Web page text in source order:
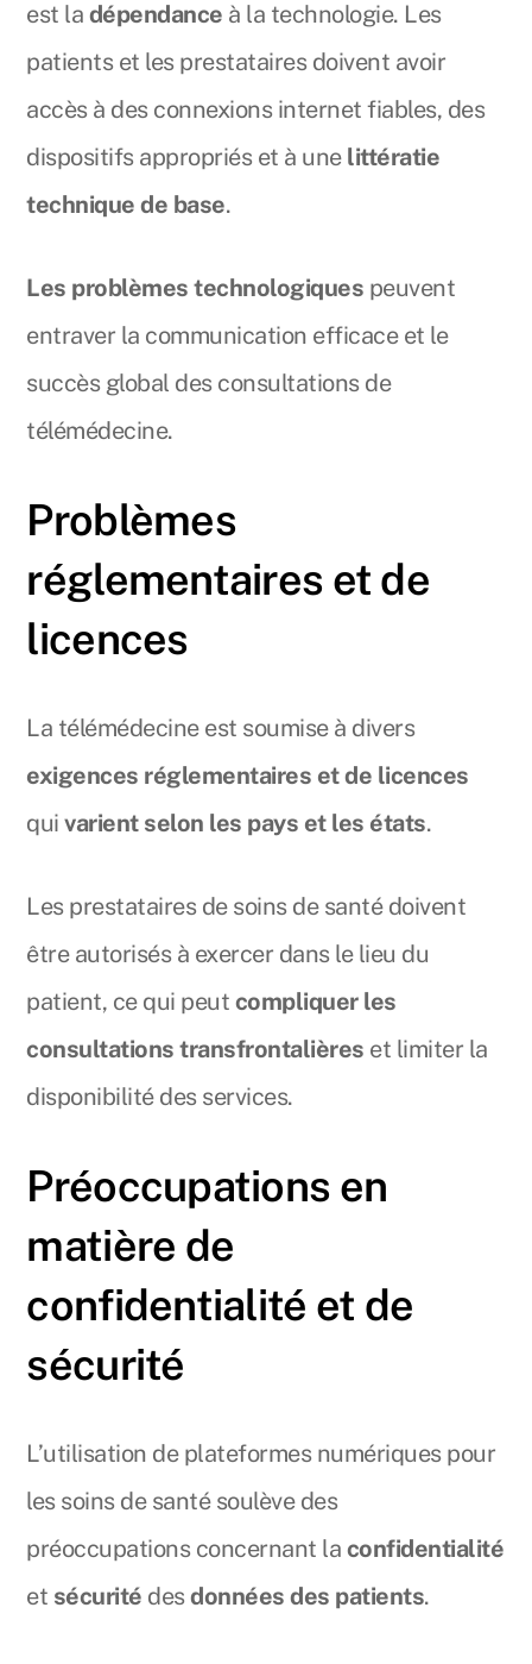
est la dépendance à la technologie. Les
patients et les prestataires doivent avoir
accès à des connexions internet fiables, des
dispositifs appropriés et à une littératie
technique de base.
Les problèmes technologiques peuvent
entraver la communication efficace et le
succès global des consultations de
télémédecine.
Problèmes
réglementaires et de
licences
La télémédecine est soumise à divers
exigences réglementaires et de licences
quivarient selon les pays et les états.
Les prestataires de soins de santé doivent
être autorisés à exercer dans le lieu du
patient, ce qui peut compliquer les
consultations transfrontalières et limiter la
disponibilité des services.
Préoccupations en
matière de
confidentialité et de
sécurité
L’utilisation de plateformes numériques pour
les soins de santé soulève des
préoccupations concernant la confidentialité
et sécurité desdonnées des patients.